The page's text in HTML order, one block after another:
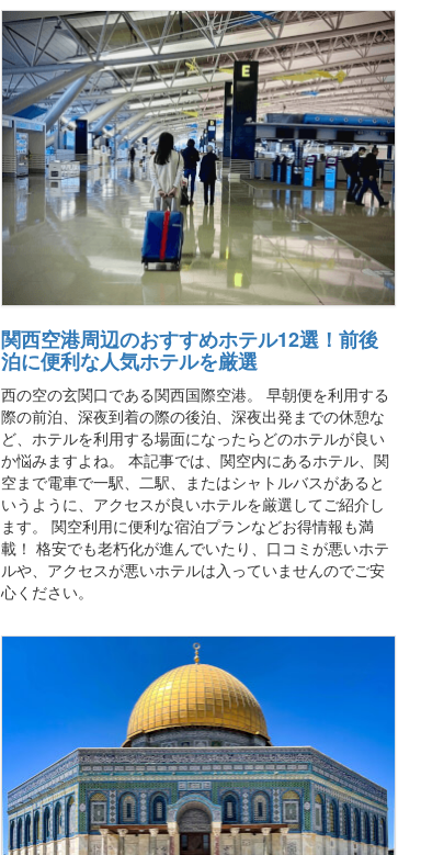
関西空港周辺のおすすめホテル12選！前後
泊に便利な人気ホテルを厳選
西の空の玄関口である関西国際空港。 早朝便を利用する
際の前泊、深夜到着の際の後泊、深夜出発までの休憩な
ど、ホテルを利用する場面になったらどのホテルが良い
か悩みますよね。 本記事では、関空内にあるホテル、関
空まで電車で一駅、二駅、またはシャトルバスがあると
いうように、アクセスが良いホテルを厳選してご紹介し
ます。 関空利用に便利な宿泊プランなどお得情報も満
載！ 格安でも老朽化が進んでいたり、口コミが悪いホテ
ルや、アクセスが悪いホテルは入っていませんのでご安
心ください。